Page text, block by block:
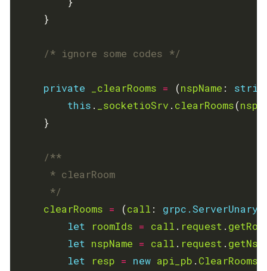
/* ignore some codes */
private _clearRooms = (nspName :
this . _socketioSrv . clearRooms(
     */
clearRooms = (call :
let
roomIds = call . request .
let nspName = call . request .
let
resp = new api_pb .